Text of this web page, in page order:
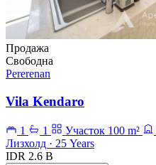
Продажа
Свободна
Pererenan
Vila Kendaro
1 1 Участок 100 m²
Лизхолд · 25 Years
IDR 2.6 B